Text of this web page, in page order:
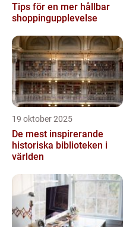
Tips för en mer hållbar
shoppingupplevelse
19 oktober 2025
De mest inspirerande
historiska biblioteken i
världen